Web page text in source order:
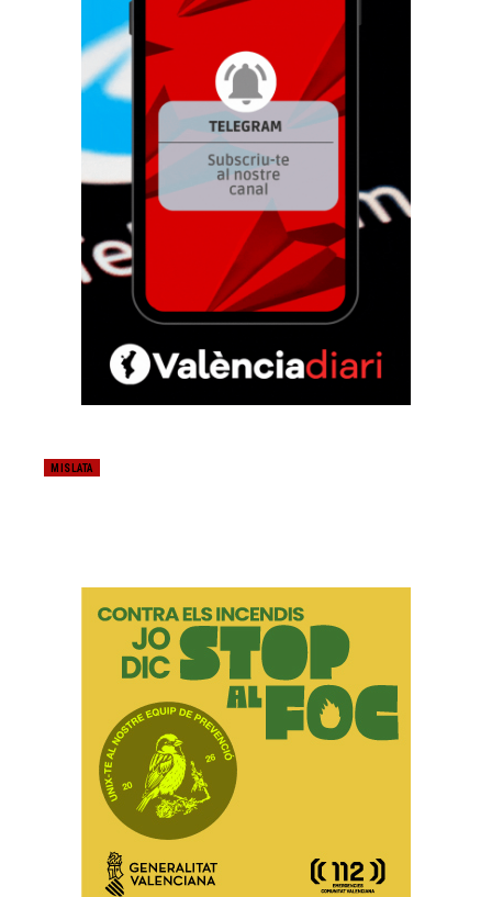
MISLATA